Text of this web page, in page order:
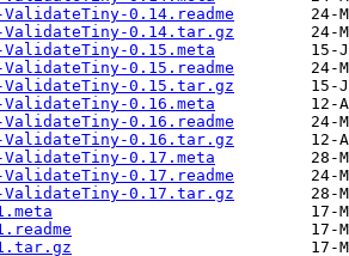
0.14.readme
0.14.tar.gz
0.15.meta
0.15.readme
0.15.tar.gz
0.16.meta
0.16.readme
0.16.tar.gz
0.17.meta
0.17.readme
0.17.tar.gz